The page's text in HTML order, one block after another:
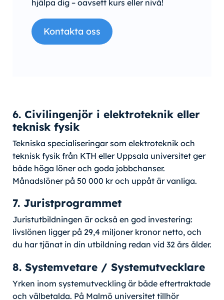
hjälpa dig – oavsett kurs eller nivå!
Kontakta oss
6. Civilingenjör i elektroteknik eller
teknisk fysik
Tekniska specialiseringar som elektroteknik och
teknisk fysik från KTH eller Uppsala universitet ger
både höga löner och goda jobbchanser.
Månadslöner på 50 000 kr och uppåt är vanliga.
7. Juristprogrammet
Juristutbildningen är också en god investering:
livslönen ligger på 29,4 miljoner kronor netto, och
du har tjänat in din utbildning redan vid 32 års ålder.
8. Systemvetare / Systemutvecklare
Yrken inom systemutveckling är både eftertraktade
och välbetalda. På Malmö universitet tillhör